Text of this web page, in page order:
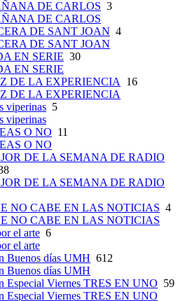
DE CARLOS 3
DE CARLOS
DE SANT JOAN 4
DE SANT JOAN
EN SERIE 30
EN SERIE
DE LA EXPERIENCIA
16
DE LA EXPERIENCIA
viperinas 5
viperinas
O NO 11
O NO
DE LA SEMANA DE RADIO
DE LA SEMANA DE RADIO
NO CABE EN LAS NOTICIAS 4
NO CABE EN LAS NOTICIAS
el arte 6
el arte
Buenos días UMH 612
Buenos días UMH
Especial Viernes TRES EN UNO 59
Especial Viernes TRES EN UNO